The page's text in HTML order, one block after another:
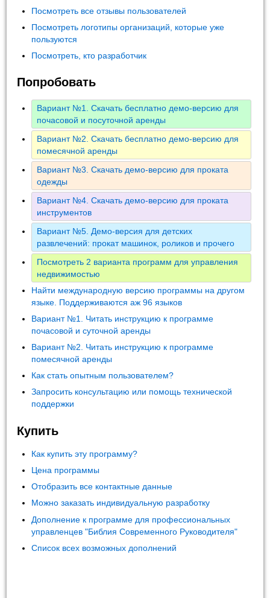
Посмотреть все отзывы пользователей
Посмотреть логотипы организаций, которые уже
пользуются
Посмотреть, кто разработчик
Попробовать
Вариант №1. Скачать бесплатно демо-версию для
почасовой и посуточной аренды
Вариант №2. Скачать бесплатно демо-версию для
помесячной аренды
Вариант №3. Скачать демо-версию для проката
одежды
Вариант №4. Скачать демо-версию для проката
инструментов
Вариант №5. Демо-версия для детских
развлечений: прокат машинок, роликов и прочего
Посмотреть 2 варианта программ для управления
недвижимостью
Найти международную версию программы на другом
языке. Поддерживаются аж 96 языков
Вариант №1. Читать инструкцию к программе
почасовой и суточной аренды
Вариант №2. Читать инструкцию к программе
помесячной аренды
Как стать опытным пользователем?
Запросить консультацию или помощь технической
поддержки
Купить
Как купить эту программу?
Цена программы
Отобразить все контактные данные
Можно заказать индивидуальную разработку
Дополнение к программе для профессиональных
управленцев "Библия Современного Руководителя"
Список всех возможных дополнений